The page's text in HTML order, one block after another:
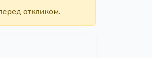
откликом.